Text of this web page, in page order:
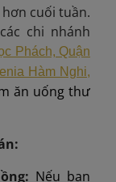
cuối tuần.
chi nhánh
Phách, Quận
Hàm Nghi,
ăn uống thư
Nếu bạn